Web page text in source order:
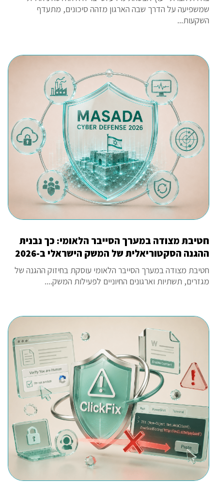
שמשפיעה על הדרך שבה הארגון מזהה סיכונים, מתעדף
השקעות...
חטיבת מצודה במערך הסייבר הלאומי: כך נבנית
ההגנה הסקטוריאלית של המשק הישראלי ב-2026
חטיבת מצודה במערך הסייבר הלאומי עוסקת בחיזוק ההגנה של
מגזרים, תשתיות וארגונים החיוניים לפעילות המשק....